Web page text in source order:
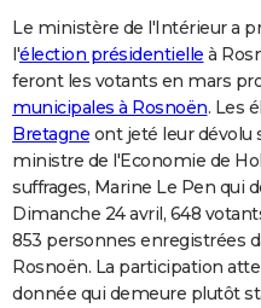
Le ministère de l'Intérieur a
l'élection présidentielle à
feront les votants en mars
municipales à Rosnoën. Les
Bretagne ont jeté leur dévolu
ministre de l'Economie de
suffrages, Marine Le Pen qui
Dimanche 24 avril, 648
853 personnes enregistrées
Rosnoën. La participation
donnée qui demeure plutôt